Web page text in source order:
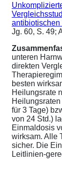
antibiotischen
Jg. 60, S. 49;
unteren
direkten
besten
Heilungsrate
für 3 Tage)
von 24 Std.)
Einmaldosis
wirksam. Alle
sicher. Die
Leitlinien-